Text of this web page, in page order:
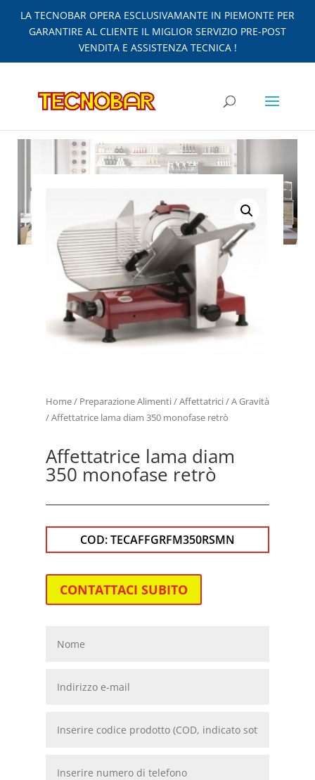
LA TECNOBAR OPERA ESCLUSIVAMANTE IN PIEMONTE PER
GARANTIRE AL CLIENTE IL MIGLIOR SERVIZIO PRE-POST
VENDITA E ASSISTENZA TECNICA !
Home/ Preparazione Alimenti/Affettatrici/A Gravità
/ Affettatrice lama diam 350 monofase retrò
Affettatrice lama diam
350 monofase retrò
COD:TECAFFGRFM350RSMN
CONTATTACI SUBITO